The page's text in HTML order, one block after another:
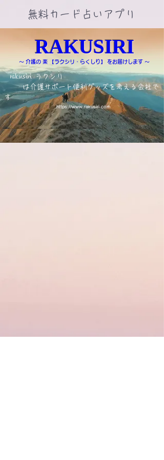
​無料カード占いアプリ
RAKUSIRI
～ 介護の 楽 【ラクシリ・らくしり】 をお届けします ～
rakusiri ラクシリ
は介護サポート便利グッズを考える会社で
す
https://www.rakusiri.com